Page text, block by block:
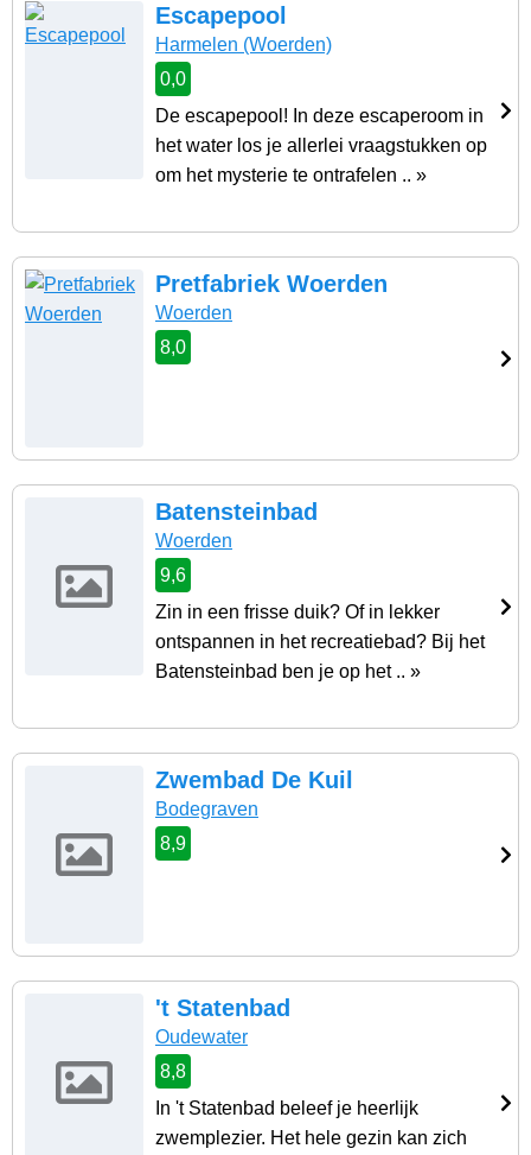
Escapepool
Harmelen (Woerden)
0,0
De escapepool! In deze escaperoom in
het water los je allerlei vraagstukken op
om het mysterie te ontrafelen .. »
Pretfabriek Woerden
Woerden
8,0
Batensteinbad
Woerden
9,6
Zin in een frisse duik? Of in lekker
ontspannen in het recreatiebad? Bij het
Batensteinbad ben je op het .. »
Zwembad De Kuil
Bodegraven
8,9
't Statenbad
Oudewater
8,8
In 't Statenbad beleef je heerlijk
zwemplezier. Het hele gezin kan zich